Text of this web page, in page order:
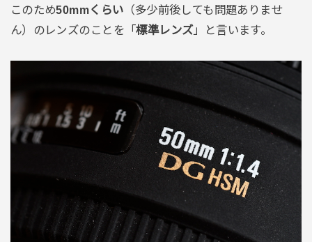
このため50mmくらい （多少前後しても問題ありませ
ん）のレンズのことを「標準レンズ 」と言います。